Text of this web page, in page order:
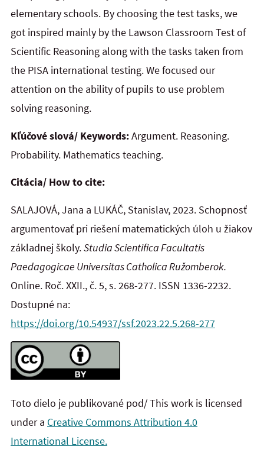
elementary schools. By choosing the test tasks, we
got inspired mainly by the Lawson Classroom Test of
Scientific Reasoning along with the tasks taken from
the PISA international testing. We focused our
attention on the ability of pupils to use problem
solving reasoning.
Kľúčové slová/ Keywords:Argument. Reasoning.
Probability. Mathematics teaching.
Citácia/ How to cite:
SALAJOVÁ, Jana a LUKÁČ, Stanislav, 2023. Schopnosť
argumentovať pri riešení matematických úloh u žiakov
základnej školy.Studia Scientifica Facultatis
Paedagogicae Universitas Catholica Ružomberok.
Online. Roč. XXII., č. 5, s. 268-277. ISSN 1336-2232.
Dostupné na:
https://doi.org/10.54937/ssf.2023.22.5.268-277
Toto dielo je publikované pod/ This work is licensed
under a Creative Commons Attribution 4.0
International License.